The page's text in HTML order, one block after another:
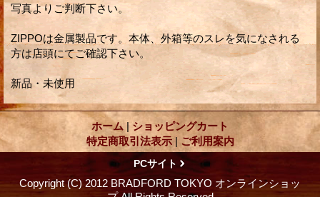
写真よりご判断下さい。
ZIPPOは金属製品です。本体、外箱等のスレを気になされる
方は店頭にてご確認下さい。
新品・未使用
ホーム | ショッピングカート
特定商取引法表示 | ご利用案内
PCサイト
Copyright (C) 2012 BRADFORD TOKYO オンラインショッ